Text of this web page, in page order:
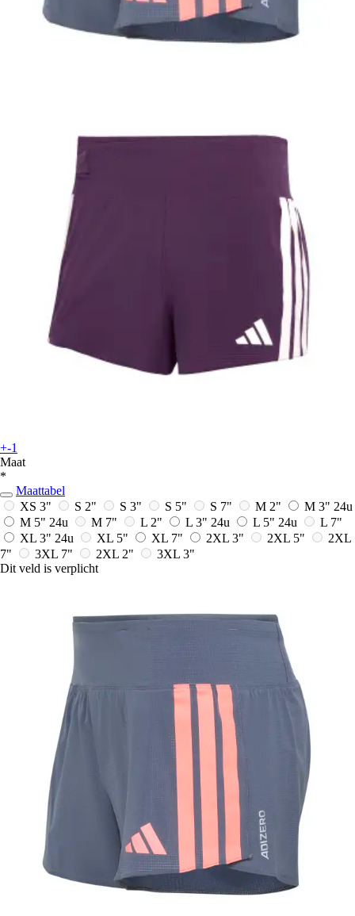
+-1
Maat
*
Maattabel
XS 3"
S 2" S 3" S 5" S 7" M 2" M 3" 24u
M 5" 24u M 7" L 2" L 3" 24u L 5" 24u
L 7"
XL 3" 24u XL 5" XL 7" 2XL 3" 2XL 5"
2XL
7"
3XL 7" 2XL 2"
3XL 3"
Dit veld is verplicht